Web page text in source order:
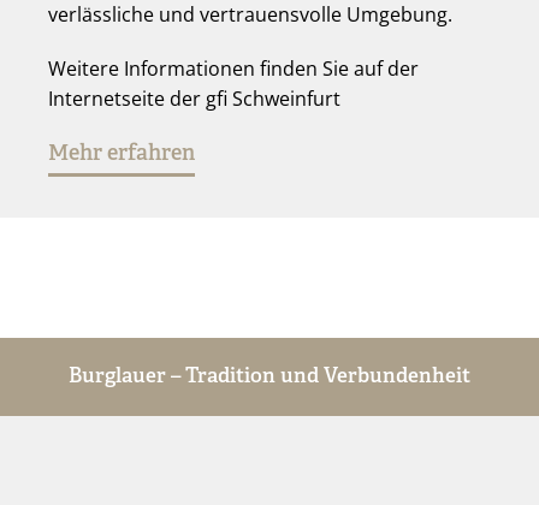
verlässliche und vertrauensvolle Umgebung.
Weitere Informationen finden Sie auf der
Internetseite der gfi Schweinfurt
Mehr erfahren
Burglauer – Tradition und Verbundenheit